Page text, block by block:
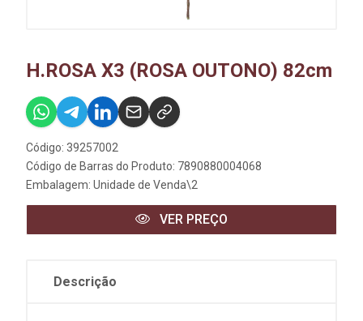
H.ROSA X3 (ROSA OUTONO) 82cm
Código: 39257002
Código de Barras do Produto: 7890880004068
Embalagem: Unidade de Venda\2
VER PREÇO
Descrição